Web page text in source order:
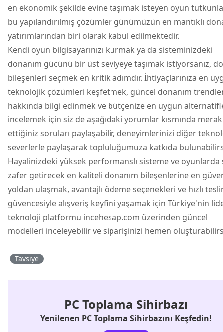
en ekonomik şekilde evine taşımak isteyen oyun
bu yapılandırılmış çözümler günümüzün en mantıklı
yatırımlarından biri olarak kabul edilmektedir.
Kendi oyun bilgisayarınızı kurmak ya da sisteminizdeki
donanım gücünü bir üst seviyeye taşımak istiyorsanız,
bileşenleri seçmek en kritik adımdır. İhtiyaçlarınıza en
teknolojik çözümleri keşfetmek, güncel donanım
hakkında bilgi edinmek ve bütçenize en uygun
incelemek için siz de aşağıdaki yorumlar kısmında merak
ettiğiniz soruları paylaşabilir, deneyimlerinizi diğer
severlerle paylaşarak topluluğumuza katkıda
Hayalinizdeki yüksek performanslı sisteme ve oyunlarda
zafer getirecek en kaliteli donanım bileşenlerine en
yoldan ulaşmak, avantajlı ödeme seçenekleri ve hızlı
güvencesiyle alışveriş keyfini yaşamak için Türkiye'nin
teknoloji platformu incehesap.com üzerinden güncel
modelleri inceleyebilir ve siparişinizi hemen
Tavsiye
PC Toplama Sihirbazı
Yenilenen PC Toplama Sihirbazını Keşfedin!